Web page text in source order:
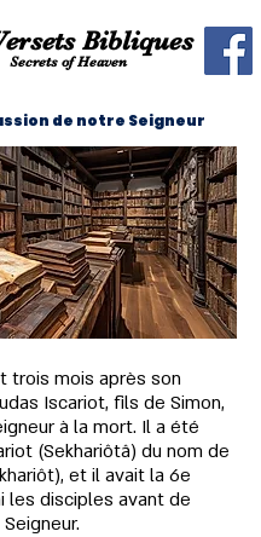
Bibliques
Secrets of Heaven
de notre Seigneur
trois mois après son
Iscariot, fils de Simon,
à la mort. Il a été
(Sekhariôtâ) du nom de
et il avait la 6e
les disciples avant de